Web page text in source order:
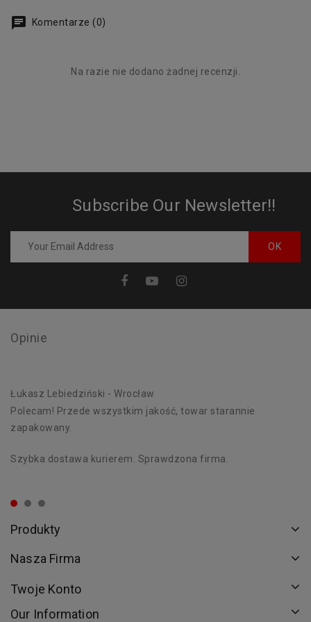
Komentarze (0)
Na razie nie dodano żadnej recenzji.
Subscribe Our Newsletter!!
Opinie
Łukasz Lebiedziński - Wrocław
Polecam! Przede wszystkim jakość, towar starannie
zapakowany.
Szybka dostawa kurierem. Sprawdzona firma.
Produkty
Nasza Firma
Twoje Konto
Our Information